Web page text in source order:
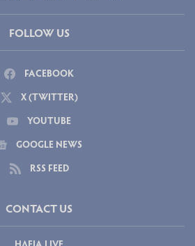
FOLLOW US
FACEBOOK
X (TWITTER)
YOUTUBE
GOOGLE NEWS
RSS FEED
CONTACT US